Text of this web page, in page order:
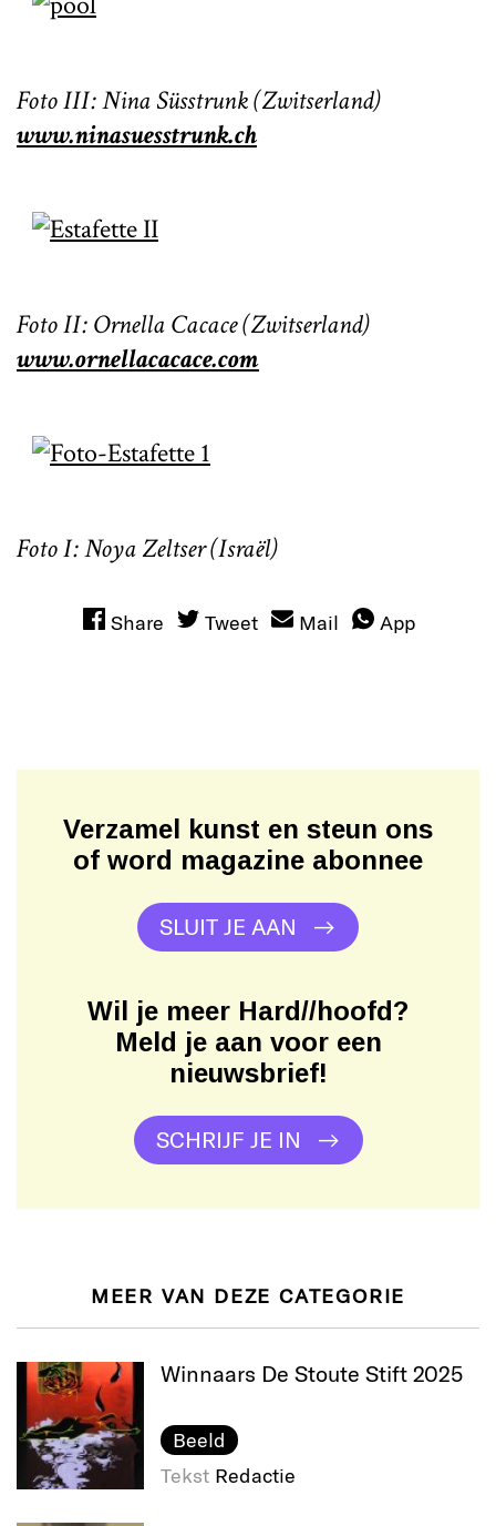
Foto III: Nina Süsstrunk (Zwitserland)
www.ninasuesstrunk.ch
Foto II: Ornella Cacace (Zwitserland)
www.ornellacacace.com
Foto I: Noya Zeltser (Israël)
Share Tweet Mail App
Verzamel kunst en steun ons
of word magazine abonnee
SLUIT JE AAN
Wil je meer Hard//hoofd?
Meld je aan voor een
nieuwsbrief!
SCHRIJF JE IN
MEER VAN DEZE CATEGORIE
Winnaars De Stoute Stift 2025
Beeld
Tekst Redactie